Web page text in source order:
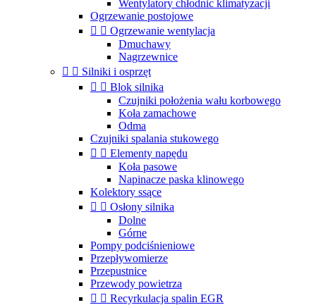
Wentylatory chłodnic klimatyzacji
Ogrzewanie postojowe
  Ogrzewanie wentylacja
Dmuchawy
Nagrzewnice
  Silniki i osprzęt
  Blok silnika
Czujniki położenia wału korbowego
Koła zamachowe
Odma
Czujniki spalania stukowego
  Elementy napędu
Koła pasowe
Napinacze paska klinowego
Kolektory ssące
  Osłony silnika
Dolne
Górne
Pompy podciśnieniowe
Przepływomierze
Przepustnice
Przewody powietrza
  Recyrkulacja spalin EGR